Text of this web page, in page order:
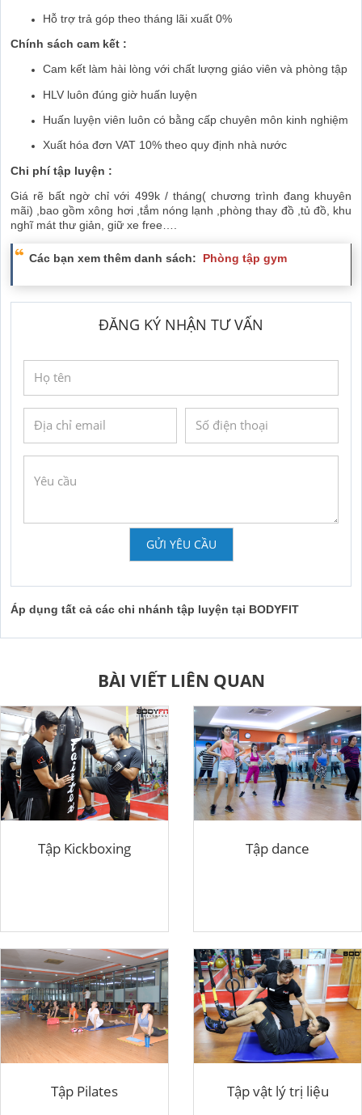
Hỗ trợ trả góp theo tháng lãi xuất 0%
Chính sách cam kết :
Cam kết làm hài lòng với chất lượng giáo viên và phòng tập
HLV luôn đúng giờ huấn luyện
Huấn luyện viên luôn có bằng cấp chuyên môn kinh nghiệm
Xuất hóa đơn VAT 10% theo quy định nhà nước
Chi phí tập luyện :
Giá rẽ bất ngờ chỉ với 499k / tháng( chương trình đang khuyên
mãi) ,bao gồm xông hơi ,tắm nóng lạnh ,phòng thay đồ ,tủ đồ, khu
nghĩ mát thư giản, giữ xe free….
Các bạn xem thêm danh sách: Phòng tập gym
ĐĂNG KÝ NHẬN TƯ VẤN
GỬI YÊU CẦU
Áp dụng tất cả các chi nhánh tập luyện tại BODYFIT
BÀI VIẾT LIÊN QUAN
Tập Kickboxing Tập dance
Tập Pilates Tập vật lý trị liệu